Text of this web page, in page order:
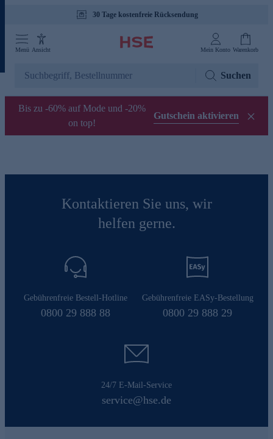
30 Tage kostenfreie Rücksendung
Menü Ansicht Mein Konto Warenkorb
Suchen
Bis zu -60% auf Mode und -20%
on top!
Gutschein aktivieren
Kontaktieren Sie uns, wir
helfen gerne.
Gebührenfreie Bestell-Hotline
0800 29 888 88
Gebührenfreie EASy-Bestellung
0800 29 888 29
24/7 E-Mail-Service
service@hse.de